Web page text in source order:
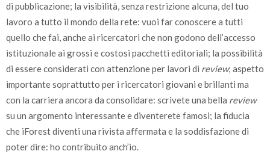
di pubblicazione; la visibilità, senza restrizione alcuna, del tuo
lavoro a tutto il mondo della rete: vuoi far conoscere a tutti
quello che fai, anche ai ricercatori che non godono dell’accesso
istituzionale ai grossi e costosi pacchetti editoriali; la possibilità
di essere considerati con attenzione per lavori di review; aspetto
importante soprattutto per i ricercatori giovani e brillanti ma
con la carriera ancora da consolidare: scrivete una bella review
su un argomento interessante e diventerete famosi; la fiducia
che iForest diventi una rivista affermata e la soddisfazione di
poter dire: ho contribuito anch’io.